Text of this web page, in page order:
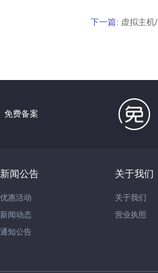
下一篇:
免费备案
新闻公告
优惠活动
新闻动态
通知公告
关于我们
关于我们
营业执照